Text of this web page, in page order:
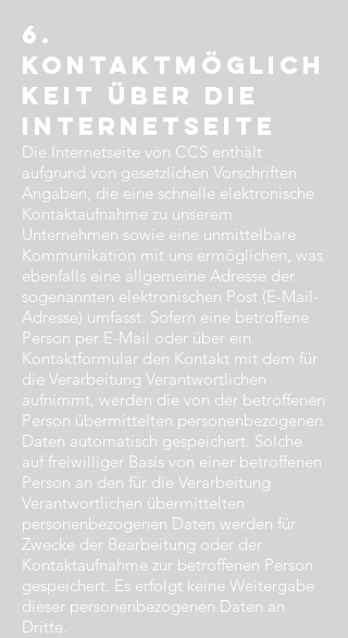
6.
Kontaktmöglich
keit über die
Internetseite​
Die Internetseite von CCS enthält
aufgrund von gesetzlichen Vorschriften
Angaben, die eine schnelle elektronische
Kontaktaufnahme zu unserem
Unternehmen sowie eine unmittelbare
Kommunikation mit uns ermöglichen, was
ebenfalls eine allgemeine Adresse der
sogenannten elektronischen Post (E-Mail-
Adresse) umfasst. Sofern eine betroffene
Person per E-Mail oder über ein
Kontaktformular den Kontakt mit dem für
die Verarbeitung Verantwortlichen
aufnimmt, werden die von der betroffenen
Person übermittelten personenbezogenen
Daten automatisch gespeichert. Solche
auf freiwilliger Basis von einer betroffenen
Person an den für die Verarbeitung
Verantwortlichen übermittelten
personenbezogenen Daten werden für
Zwecke der Bearbeitung oder der
Kontaktaufnahme zur betroffenen Person
gespeichert. Es erfolgt keine Weitergabe
dieser personenbezogenen Daten an
Dritte.